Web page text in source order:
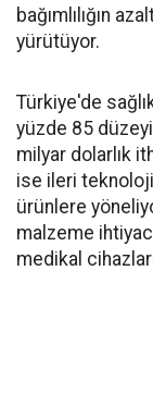
bağımlılığın
yürütüyor.
Türkiye'de
yüzde 85
milyar dolarlık
ise ileri
ürünlere
malzeme
medikal